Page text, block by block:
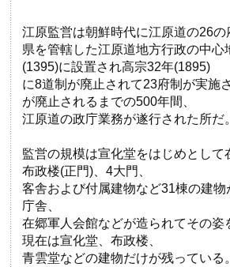
江原監営は朝鮮時代に江原道の26の
県を管轄した江原道地方行政の中心
(1395)に設置され高宗32年(1895)
に8道制が廃止されて23府制が実施
が廃止されるまでの500年間、
江原道の政庁業務が遂行された所だ。
監営の規模は宣化堂をはじめとして
布政楼(正門)、4大門、
客舎および付属建物など31棟の建
庁舎、
在郷軍人会館などが造られてその姿
現在は宣化堂、布政楼、
青雲堂などの建物だけが残っている。